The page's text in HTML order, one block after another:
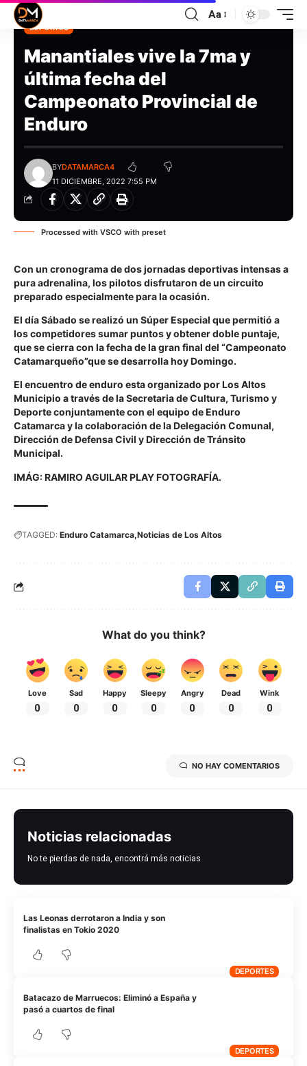
Aa
DEPORTES
Manantiales vive la 7ma y
última fecha del
Campeonato Provincial de
Enduro
11 DICIEMBRE, 2022 7:55 PM
BYDATAMARCA4
Processed with VSCO with preset
Con un cronograma de dos jornadas deportivas intensas a
pura adrenalina, los pilotos disfrutaron de un circuito
preparado especialmente para la ocasión.
El día Sábado se realizó un Súper Especial que permitió a
los competidores sumar puntos y obtener doble puntaje,
que se cierra con la fecha de la gran final del “Campeonato
Catamarqueño”que se desarrolla hoy Domingo.
El encuentro de enduro esta organizado por Los Altos
Municipio a través de la Secretaria de Cultura, Turismo y
Deporte conjuntamente con el equipo de Enduro
Catamarca y la colaboración de la Delegación Comunal,
Dirección de Defensa Civil y Dirección de Tránsito
Municipal.
IMÁG: RAMIRO AGUILAR PLAY FOTOGRAFÍA.
TAGGED: Enduro Catamarca Noticias de Los Altos
What do you think?
Love
0
Sad
0
Happy
0
Sleepy
0
Angry
0
Dead
0
Wink
0
NO HAY COMENTARIOS
Noticias relacionadas
No te pierdas de nada, encontrá más noticias
DEPORTES
Las Leonas derrotaron a India y son
finalistas en Tokio 2020
DEPORTES
Batacazo de Marruecos: Eliminó a España y
pasó a cuartos de final